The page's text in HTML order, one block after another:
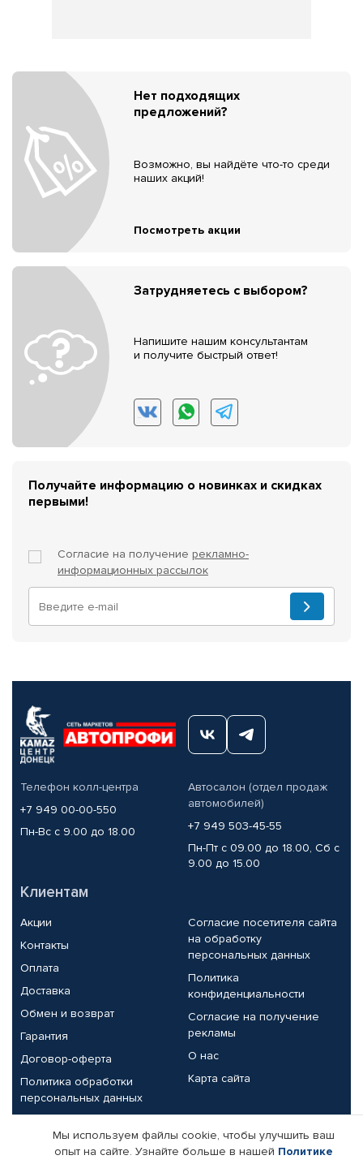
Нет подходящих
предложений?
Возможно, вы найдёте что-то среди
наших акций!
Посмотреть акции
Затрудняетесь с выбором?
Напишите нашим консультантам
и получите быстрый ответ!
Получайте информацию о новинках и скидках
первыми!
Согласие на получение рекламно-
информационных рассылок
Телефон колл-центра
+7 949 00-00-550
Пн-Вс с 9.00 до 18.00
Автосалон (отдел продаж
автомобилей)
+7 949 503-45-55
Пн-Пт с 09.00 до 18.00, Сб с
9.00 до 15.00
Клиентам
Акции
Контакты
Оплата
Доставка
Обмен и возврат
Гарантия
Договор-оферта
Политика обработки
персональных данных
Согласие посетителя сайта
на обработку
персональных данных
Политика
конфиденциальности
Согласие на получение
рекламы
О нас
Карта сайта
Партнерам
Мы используем файлы cookie, чтобы улучшить ваш
опыт на сайте. Узнайте больше в нашей Политике